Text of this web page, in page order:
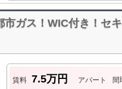
ガス！WIC付き！セ
賃料 7.5万円 アパート
間